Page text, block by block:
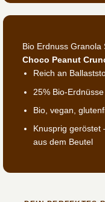
Bio Erdnuss Granola
Choco Peanut
Reich an
25% Bio-
Bio, vegan,
Knusprig geröstet
aus dem Beutel